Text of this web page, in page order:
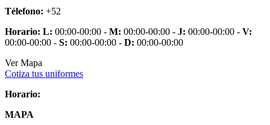
Télefono: +52
Horario: L: 00:00-00:00 - M: 00:00-00:00 - J: 00:00-00:00 - V:
00:00-00:00 - S: 00:00-00:00 - D: 00:00-00:00
Ver Mapa
Cotiza tus uniformes
Horario:
MAPA